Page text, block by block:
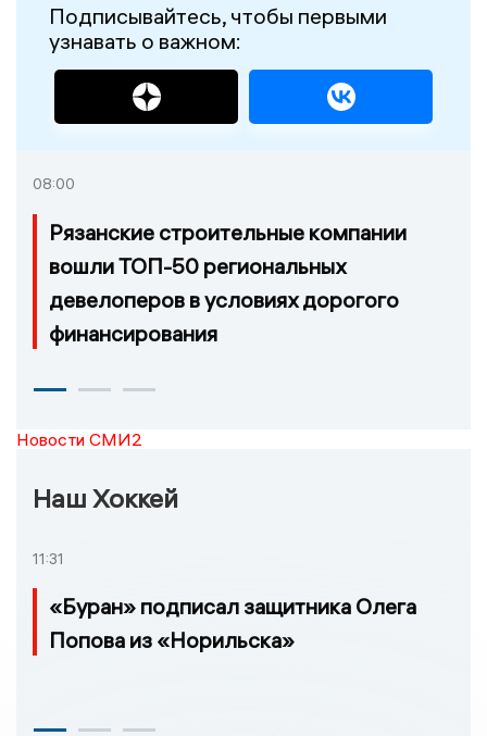
Подписывайтесь, чтобы первыми
узнавать о важном:
08:00
Рязанские строительные компании
вошли ТОП-50 региональных
девелоперов в условиях дорогого
финансирования
Новости СМИ2
Наш Хоккей
11:31
«Буран» подписал защитника Олега
Попова из «Норильска»